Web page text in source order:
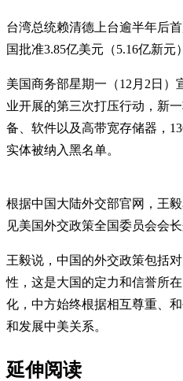
台湾总统赖清德上台逾半年后
国批准3.85亿美元（5.16亿新元
美国商务部星期一（12月2日
业开展的第三次打压行动，新
备、软件以及高带宽存储器，
实体被纳入黑名单。
根据中国大陆外交部官网，王
见美国外交政策全国委员会会
王毅说，中国的外交政策包括
性，这是大国的定力和信誉所
化，中方始终根据相互尊重、
和发展中美关系。
延伸阅读